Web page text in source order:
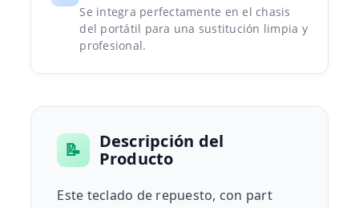
Se integra perfectamente en el chasis
del portátil para una sustitución limpia y
profesional.
📝
Descripción del
Producto
Este teclado de repuesto, con part